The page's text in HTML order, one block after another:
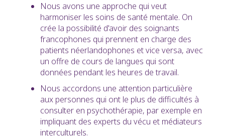
Nous avons une approche qui veut
harmoniser les soins de santé mentale. On
crée la possibilité d'avoir des soignants
francophones qui prennent en charge des
patients néerlandophones et vice versa, avec
un offre de cours de langues qui sont
données pendant les heures de travail.
Nous accordons une attention particulière
aux personnes qui ont le plus de difficultés à
consulter en psychothérapie, par exemple en
impliquant des experts du vécu et médiateurs
interculturels.